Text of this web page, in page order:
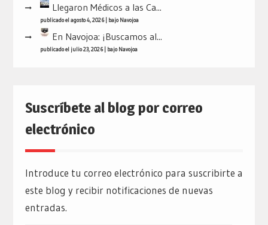
Llegaron Médicos a las Ca...
publicado el agosto 4, 2026| bajoNavojoa
En Navojoa: ¡Buscamos al...
publicado el julio 23, 2026| bajoNavojoa
Suscríbete al blog por correo
electrónico
Introduce tu correo electrónico para suscribirte a
este blog y recibir notificaciones de nuevas
entradas.